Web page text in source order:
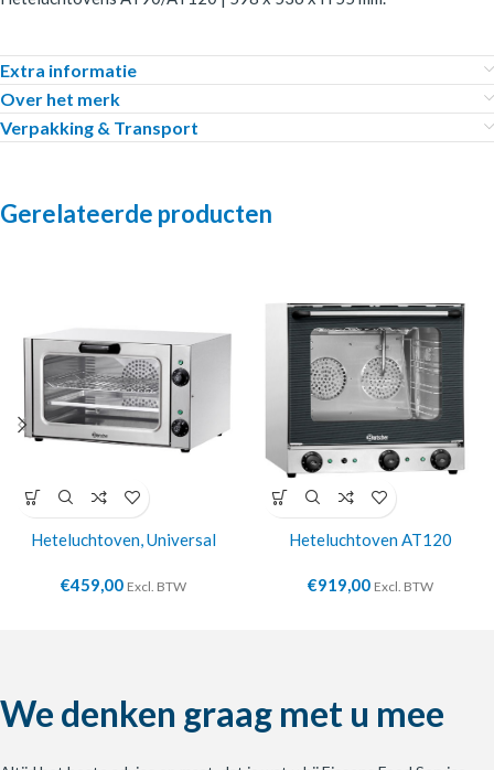
Extra informatie
Over het merk
Verpakking & Transport
Gerelateerde producten
Heteluchtoven, Universal
€459,00 Excl. BTW
Heteluchtoven AT120
€919,00 Excl. BTW
We denken graag met u mee